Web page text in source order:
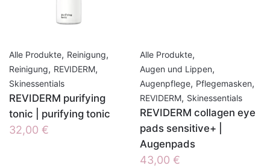
Alle Produkte, Reinigung,
Reinigung, REVIDERM,
Skinessentials
REVIDERM purifying
tonic | purifying tonic
32,00 €
Alle Produkte,
Augen und Lippen,
Augenpflege, Pflegemasken,
REVIDERM, Skinessentials
REVIDERM collagen eye
pads sensitive+ |
Augenpads
43,00 €